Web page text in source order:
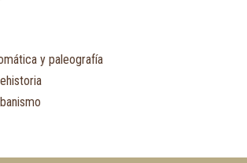
y paleografía